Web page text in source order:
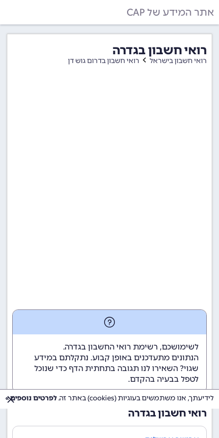
אתר המידע של CAP
רואי חשבון בגדרה
רואי חשבון בישראל רואי חשבון בדרום גוש דן
לשימושכם, רשימת רואי החשבון בגדרה.
הנתונים מתעדכנים באופן קבוע. נתקלתם במידע
שגוי? השאירו לנו תגובה בתחתית הדף כדי שנוכל
לטפל בבעיה בהקדם.
רואי חשבון בגדרה
לידיעתך, אנו משתמשים בעוגיות (cookies) באתר זה. לפרטים נוספים »